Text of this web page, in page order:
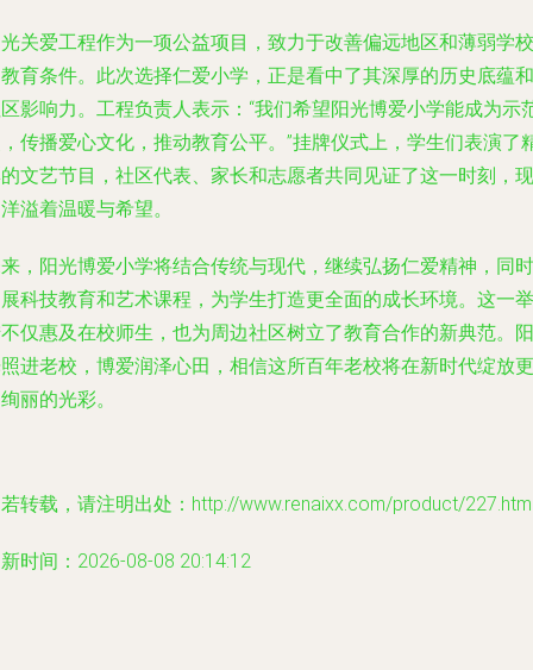
关爱工程作为一项公益项目，致力于改善偏远地区和薄弱学校
育条件。此次选择仁爱小学，正是看中了其深厚的历史底蕴和
影响力。工程负责人表示：“我们希望阳光博爱小学能成为示
传播爱心文化，推动教育公平。”挂牌仪式上，学生们表演了
文艺节目，社区代表、家长和志愿者共同见证了这一时刻，现
溢着温暖与希望。
，阳光博爱小学将结合传统与现代，继续弘扬仁爱精神，同时
科技教育和艺术课程，为学生打造更全面的成长环境。这一举
仅惠及在校师生，也为周边社区树立了教育合作的新典范。阳
进老校，博爱润泽心田，相信这所百年老校将在新时代绽放更
丽的光彩。
转载，请注明出处：http://www.renaixx.com/product/
时间：2026-08-08 20:14:12